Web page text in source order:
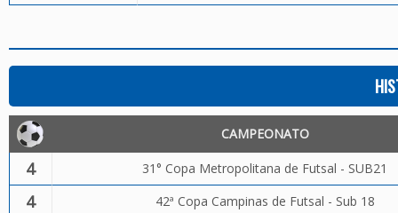
CAMPEONATO
4 31° Copa Metropolitana de Futsal - SUB21
4 42ª Copa Campinas de Futsal - Sub 18